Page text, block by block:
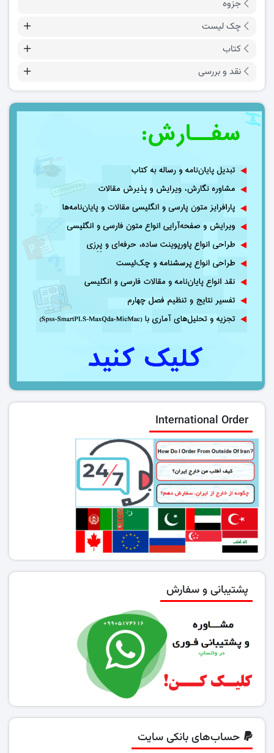
جزوه
چک لیست
کتاب
نقد و بررسی
International Order
پشتیبانی و سفارش
حساب‌های بانکی سایت